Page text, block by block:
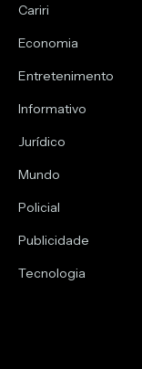
Cariri
Economia
Entretenimento
Informativo
Jurídico
Mundo
Policial
Publicidade
Tecnologia